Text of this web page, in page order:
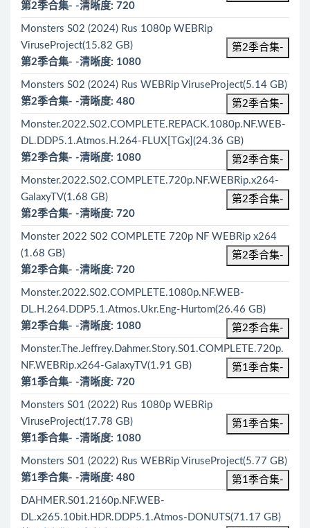
第2季合集- -清晰度: 720
Monsters S02 (2024) Rus 1080р WEBRip
ViruseProject(15.82 GB)
第2季合集-
第2季合集- -清晰度: 1080
Monsters S02 (2024) Rus WEBRip ViruseProject(5.14 GB)
第2季合集-
第2季合集- -清晰度: 480
Monster.2022.S02.COMPLETE.REPACK.1080p.NF.WEB-
DL.DDP5.1.Atmos.H.264-FLUX[TGx](24.36 GB)
第2季合集-
第2季合集- -清晰度: 1080
Monster.2022.S02.COMPLETE.720p.NF.WEBRip.x264-
GalaxyTV(1.68 GB)
第2季合集-
第2季合集- -清晰度: 720
Monster 2022 S02 COMPLETE 720p NF WEBRip x264
(1.68 GB)
第2季合集-
第2季合集- -清晰度: 720
Monster.2022.S02.COMPLETE.1080p.NF.WEB-
DL.H.264.DDP5.1.Atmos.Ukr.Eng-Hurtom(26.46 GB)
第2季合集-
第2季合集- -清晰度: 1080
Monster.The.Jeffrey.Dahmer.Story.S01.COMPLETE.720p.
NF.WEBRip.x264-GalaxyTV(1.91 GB)
第1季合集-
第1季合集- -清晰度: 720
Monsters S01 (2022) Rus 1080р WEBRip
ViruseProject(17.78 GB)
第1季合集-
第1季合集- -清晰度: 1080
Monsters S01 (2022) Rus WEBRip ViruseProject(5.77 GB)
第1季合集-
第1季合集- -清晰度: 480
DAHMER.S01.2160p.NF.WEB-
DL.x265.10bit.HDR.DDP5.1.Atmos-DONUTS(71.17 GB)